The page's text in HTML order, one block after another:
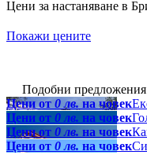
Цени за настаняване в
Покажи цените
Подобни предложения
Цени от 0 лв. на човек
Цени от 0 лв. на човек
Цени от 0 лв. на човек
Цени от 0 лв. на човек